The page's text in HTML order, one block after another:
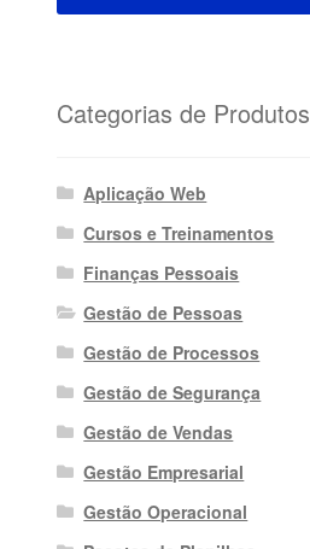
Categorias de Produtos
Aplicação Web
Cursos e Treinamentos
Finanças Pessoais
Gestão de Pessoas
Gestão de Processos
Gestão de Segurança
Gestão de Vendas
Gestão Empresarial
Gestão Operacional